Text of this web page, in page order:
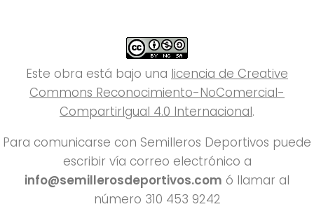
Este obra está bajo una licencia de Creative
Commons Reconocimiento-NoComercial-
CompartirIgual 4.0 Internacional.
Para comunicarse con Semilleros Deportivos puede
escribir vía correo electrónico a
info@semillerosdeportivos.com ó llamar al
número 310 453 9242